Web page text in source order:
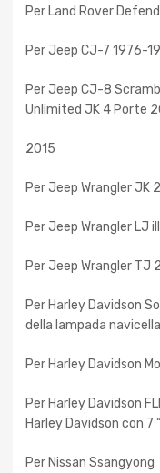
Per Land Rover
Per Jeep CJ-7 1976-
Per Jeep CJ-8
Unlimited JK 4 Porte
2015
Per Jeep Wrangler JK
Per Jeep Wrangler
Per Jeep Wrangler TJ
Per Harley Davidson
della lampada
Per Harley Davidson
Per Harley Davidson
Harley Davidson con 7
Per Nissan Ssangyong